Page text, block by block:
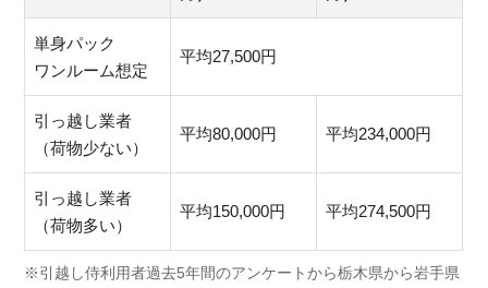
単身パック
ワンルーム想定
平均27,500円
引っ越し業者
（荷物少ない）
平均80,000円 平均234,000円
引っ越し業者
（荷物多い）
平均150,000円 平均274,500円
※引越し侍利用者過去5年間のアンケートから栃木県から岩手県